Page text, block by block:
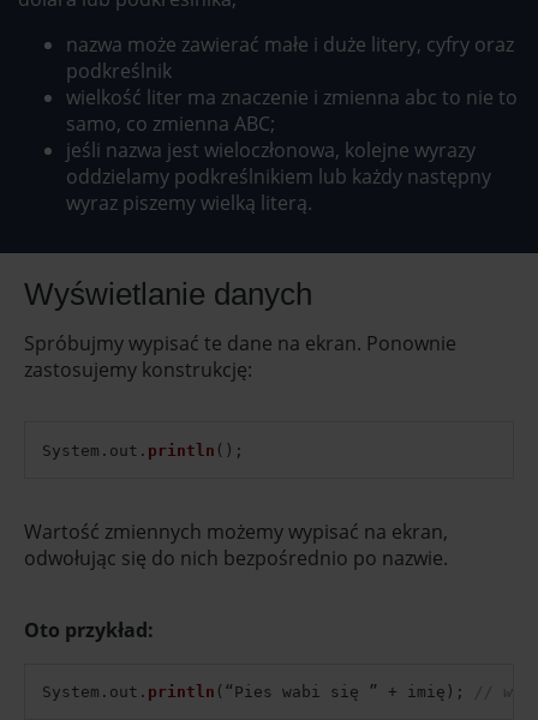
nazwa może zawierać małe i duże litery, cyfry oraz
podkreślnik
wielkość liter ma znaczenie i zmienna abc to nie to
samo, co zmienna ABC;
jeśli nazwa jest wieloczłonowa, kolejne wyrazy
oddzielamy podkreślnikiem lub każdy następny
wyraz piszemy wielką literą.
Wyświetlanie danych
Spróbujmy wypisać te dane na ekran. Ponownie
zastosujemy konstrukcję:
System . out . println ( ) ;
Wartość zmiennych możemy wypisać na ekran,
odwołując się do nich bezpośrednio po nazwie.
Oto przykład:
System . out . println ( “Pies wabi się ” + imię ) ; //